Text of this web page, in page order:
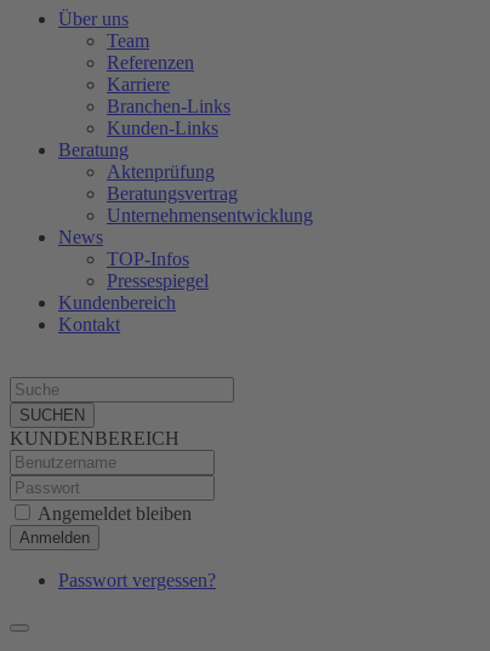
Über uns
Team
Referenzen
Karriere
Branchen-Links
Kunden-Links
Beratung
Aktenprüfung
Beratungsvertrag
Unternehmensentwicklung
News
TOP-Infos
Pressespiegel
Kundenbereich
Kontakt
SUCHEN
KUNDENBEREICH
Angemeldet bleiben
Anmelden
Passwort vergessen?